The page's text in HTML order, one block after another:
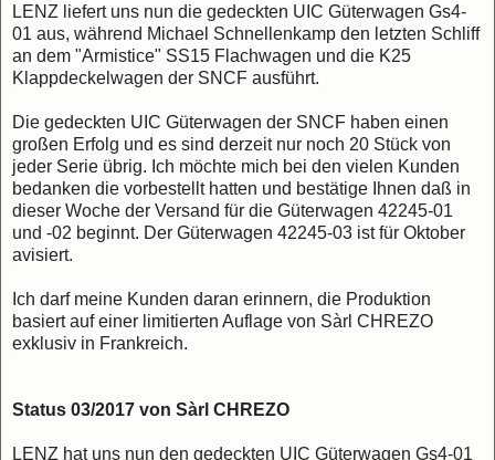
LENZ liefert uns nun die gedeckten UIC Güterwagen Gs4-
01 aus, während Michael Schnellenkamp den letzten Schliff
an dem "Armistice" SS15 Flachwagen und die K25
Klappdeckelwagen der SNCF ausführt.
Die gedeckten UIC Güterwagen der SNCF haben einen
großen Erfolg und es sind derzeit nur noch 20 Stück von
jeder Serie übrig. Ich möchte mich bei den vielen Kunden
bedanken die vorbestellt hatten und bestätige Ihnen daß in
dieser Woche der Versand für die Güterwagen 42245-01
und -02 beginnt. Der Güterwagen 42245-03 ist für Oktober
avisiert.
Ich darf meine Kunden daran erinnern, die Produktion
basiert auf einer limitierten Auflage von Sàrl CHREZO
exklusiv in Frankreich.
Status 03/2017 von Sàrl CHREZO
LENZ hat uns nun den gedeckten UIC Güterwagen Gs4-01